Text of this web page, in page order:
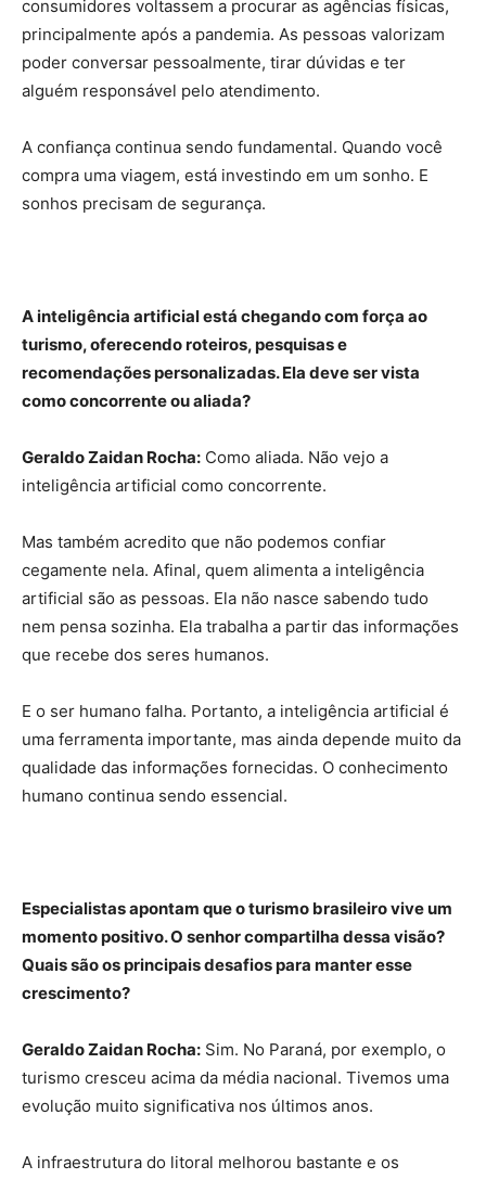
consumidores voltassem a procurar as agências físicas,
principalmente após a pandemia. As pessoas valorizam
poder conversar pessoalmente, tirar dúvidas e ter
alguém responsável pelo atendimento.
A confiança continua sendo fundamental. Quando você
compra uma viagem, está investindo em um sonho. E
sonhos precisam de segurança.
A inteligência artificial está chegando com força ao
turismo, oferecendo roteiros, pesquisas e
recomendações personalizadas. Ela deve ser vista
como concorrente ou aliada?
Geraldo Zaidan Rocha: Como aliada. Não vejo a
inteligência artificial como concorrente.
Mas também acredito que não podemos confiar
cegamente nela. Afinal, quem alimenta a inteligência
artificial são as pessoas. Ela não nasce sabendo tudo
nem pensa sozinha. Ela trabalha a partir das informações
que recebe dos seres humanos.
E o ser humano falha. Portanto, a inteligência artificial é
uma ferramenta importante, mas ainda depende muito da
qualidade das informações fornecidas. O conhecimento
humano continua sendo essencial.
Especialistas apontam que o turismo brasileiro vive um
momento positivo. O senhor compartilha dessa visão?
Quais são os principais desafios para manter esse
crescimento?
Geraldo Zaidan Rocha: Sim. No Paraná, por exemplo, o
turismo cresceu acima da média nacional. Tivemos uma
evolução muito significativa nos últimos anos.
A infraestrutura do litoral melhorou bastante e os